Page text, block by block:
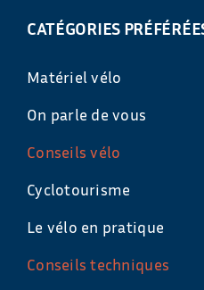
CATÉGORIES
Matériel vélo
On parle de vous
Conseils vélo
Cyclotourisme
Le vélo en pratique
Conseils techniques